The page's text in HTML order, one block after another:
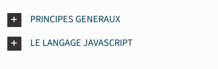
PRINCIPES GENERAUX
LE LANGAGE JAVASCRIPT